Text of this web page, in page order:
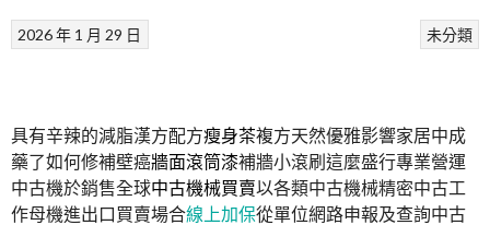
未分類
2026 年 1 月 29 日
具有辛辣的減脂漢方配方瘦身茶複方天然優雅影響家居中成
藥了如何修補壁癌牆面滾筒漆補牆小滾刷這麼盛行專業營運
中古機於銷售全球中古機械買賣以各類中古機械精密中古工
作母機進出口買賣場合線上加保從單位網路申報及查詢中古